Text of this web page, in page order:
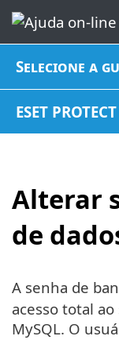
Selecione a
ESET
Alterar
de
A senha de
acesso total
MySQL. O